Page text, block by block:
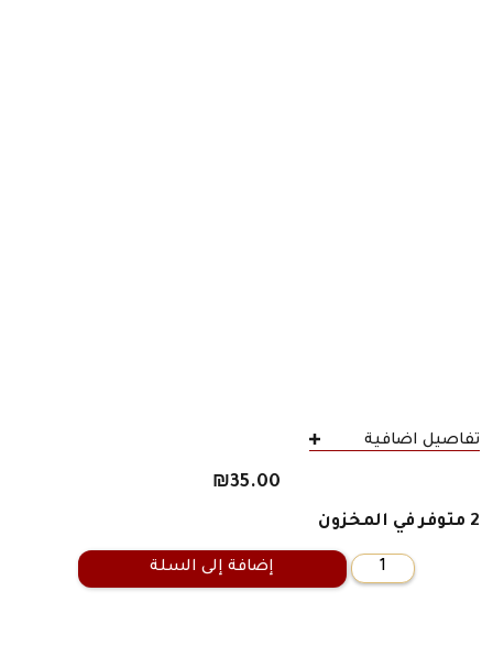
تفاصيل اضافية
₪35.00
2 متوفر في المخزون
كمية
إضافة إلى السلة